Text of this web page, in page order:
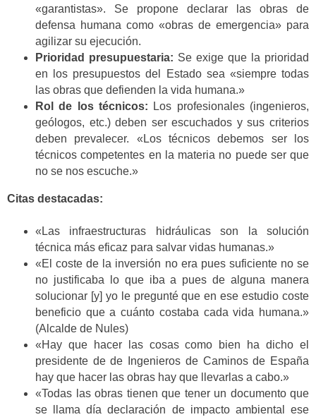
«garantistas». Se propone declarar las obras de
defensa humana como «obras de emergencia» para
agilizar su ejecución.
Prioridad presupuestaria: Se exige que la prioridad
en los presupuestos del Estado sea «siempre todas
las obras que defienden la vida humana.»
Rol de los técnicos: Los profesionales (ingenieros,
geólogos, etc.) deben ser escuchados y sus criterios
deben prevalecer. «Los técnicos debemos ser los
técnicos competentes en la materia no puede ser que
no se nos escuche.»
Citas destacadas:
«Las infraestructuras hidráulicas son la solución
técnica más eficaz para salvar vidas humanas.»
«El coste de la inversión no era pues suficiente no se
no justificaba lo que iba a pues de alguna manera
solucionar [y] yo le pregunté que en ese estudio coste
beneficio que a cuánto costaba cada vida humana.»
(Alcalde de Nules)
«Hay que hacer las cosas como bien ha dicho el
presidente de de Ingenieros de Caminos de España
hay que hacer las obras hay que llevarlas a cabo.»
«Todas las obras tienen que tener un documento que
se llama día declaración de impacto ambiental ese